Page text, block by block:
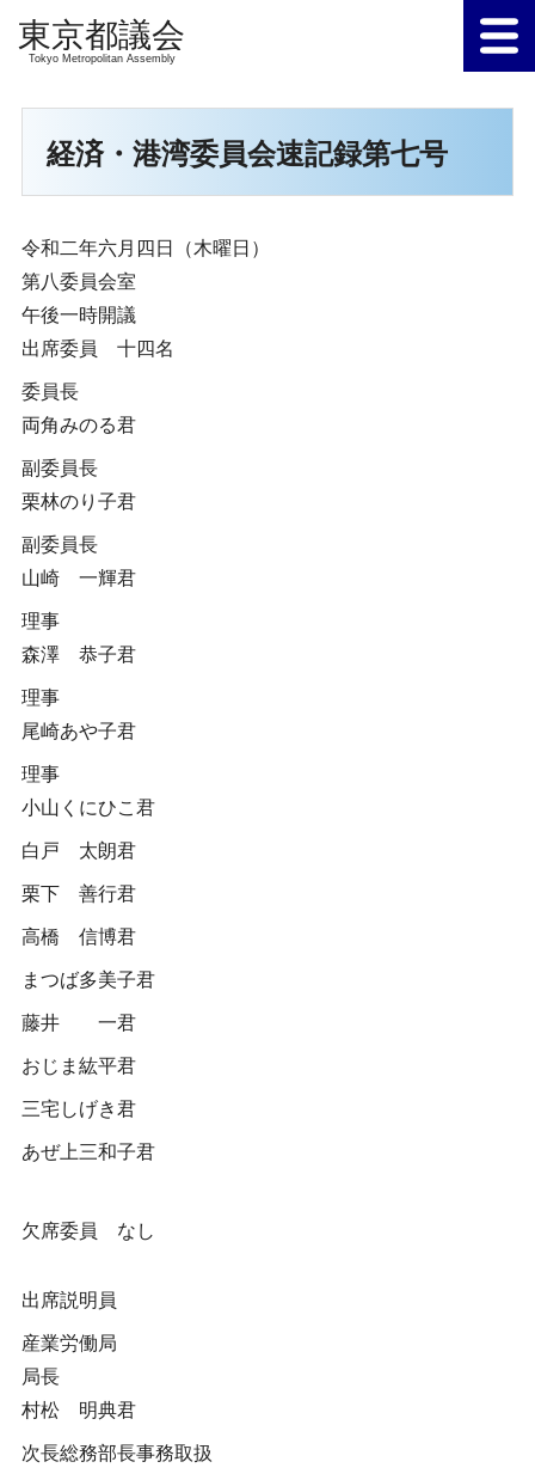
Tokyo Metropolitan Assembly
経済・港湾委員会速記録第七号
令和二年六月四日（木曜日）
第八委員会室
午後一時開議
出席委員 十四名
委員長
両角みのる君
副委員長
栗林のり子君
副委員長
山崎 一輝君
理事
森澤 恭子君
理事
尾崎あや子君
理事
小山くにひこ君
白戸 太朗君
栗下 善行君
高橋 信博君
まつば多美子君
藤井 一君
おじま紘平君
三宅しげき君
あぜ上三和子君
欠席委員 なし
出席説明員
産業労働局
局長
村松 明典君
次長総務部長事務取扱